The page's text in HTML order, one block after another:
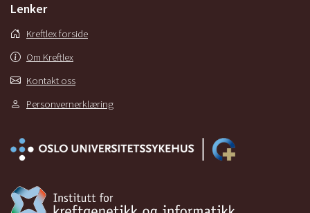
Lenker
Kreftlex forside
Om Kreftlex
Kontakt oss
Personvernerklæring